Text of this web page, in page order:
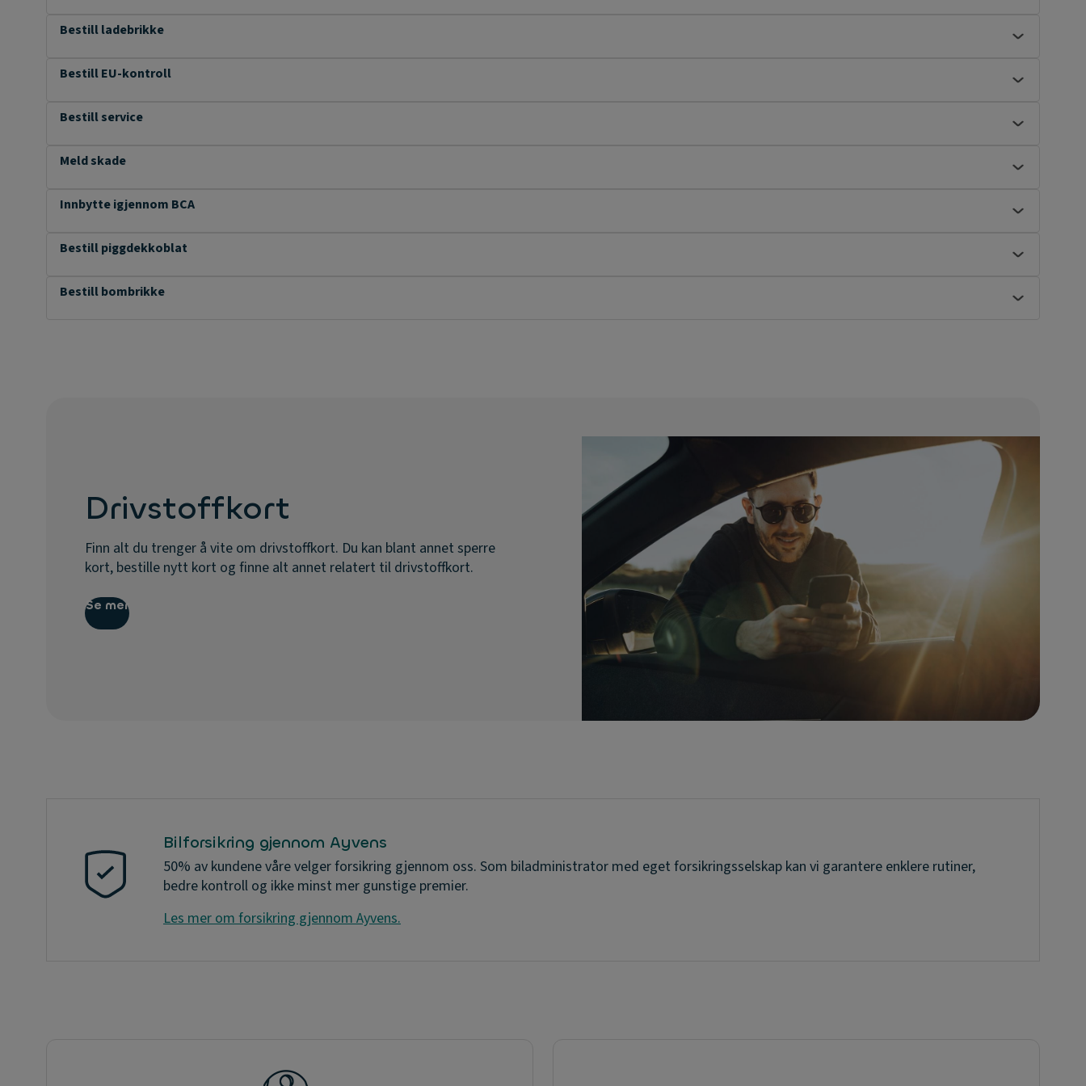
Bestill ladebrikke
Bestill EU-kontroll
Bestill service
Meld skade
Innbytte igjennom BCA
Bestill piggdekkoblat
Bestill bombrikke
Drivstoffkort
Finn alt du trenger å vite om drivstoffkort. Du kan blant annet sperre
kort, bestille nytt kort og finne alt annet relatert til drivstoffkort.
Se mer
Bilforsikring gjennom Ayvens
50% av kundene våre velger forsikring gjennom oss. Som biladministrator med eget forsikringsselskap kan vi garantere enklere rutiner,
bedre kontroll og ikke minst mer gunstige premier.
Les mer om forsikring gjennom Ayvens.